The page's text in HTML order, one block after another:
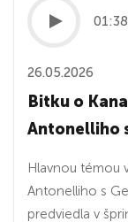
26.05.2026
Bitku o
Antonelliho
Hlavnou témou
Antonelliho s
predviedla v